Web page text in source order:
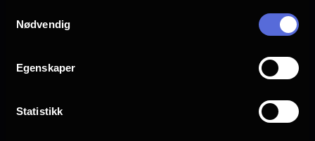
Nødvendig
Egenskaper
Statistikk
kjøper gavekortet. Hvis du ønsker å
kansellere, kan du kontakte oss via
Support siden. Angreretten kan ikke
Det er ikke mulig å bruke gavekortet